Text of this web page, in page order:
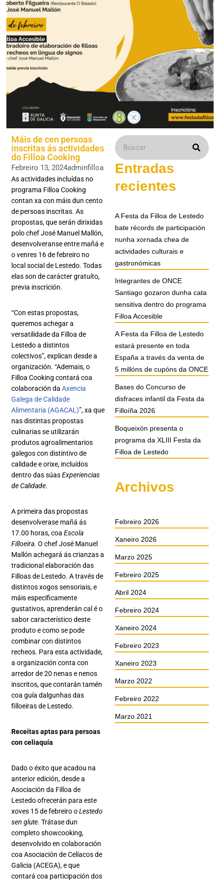
Máis de cen persoas
inscritas ás actividades
do Filloa Cooking
Febreiro 13, 2024adminfilloa
As actividades incluídas no
programa Filloa Cooking
contan xa con máis dun cento
de persoas inscritas. As
propostas, que serán dirixidas
polo chef José Manuel Mallón,
desenvolveranse entre mañá e
o venres 16 de febreiro no
local social de Lestedo. Todas
elas son de carácter gratuíto,
previa inscrición.
“Con estas propostas,
queremos achegar a
versatilidade da Filloa de
Lestedo a distintos
colectivos”, explican desde a
organización. “Ademais, o
Filloa Cooking contará coa
colaboración daAxencia
Galega de Calidade
Alimentaria (AGACAL)”, xa que
nas distintas propostas
culinarias se utilizarán
produtos agroalimentarios
galegos con distintivo de
calidade e orixe, incluídos
dentro das súasExperiencias
de Calidade.
A primeira das propostas
desenvolverase mañá ás
17.00 horas, coaEscola
Filloeira. O chef José Manuel
Mallón achegará ás crianzas a
tradicional elaboración das
Filloas de Lestedo. A través de
distintos xogos sensoriais, e
máis específicamente
gustativos, aprenderán cal é o
sabor característico deste
produto e como se pode
combinar con distintos
recheos. Para esta actividade,
a organización conta con
arredor de 20 nenas e nenos
inscritos, que contarán tamén
coa guía dalgunhas das
filloeiras de Lestedo.
Receitas aptas para persoas
con celiaquía
Dado o éxito que acadou na
anterior edición, desde a
Asociación da Filloa de
Lestedo ofrecerán para este
xoves 15 de febreiro oLestedo
sen glute. Trátase dun
completo showcooking,
desenvolvido en colaboración
coa Asociación de Celíacos de
Galicia (ACEGA), e que
contará coa participación dos
Entradas
recientes
A Festa da Filloa de Lestedo
bate récords de participación
nunha xornada chea de
actividades culturais e
gastronómicas
Integrantes de ONCE
Santiago gozaron dunha cata
sensitiva dentro do programa
Filloa Accesible
A Festa da Filloa de Lestedo
estará presente en toda
España a través da venta de
5 millóns de cupóns da ONCE
Bases do Concurso de
disfraces infantil da Festa da
Filloíña 2026
Boqueixón presenta o
programa da XLIII Festa da
Filloa de Lestedo
Archivos
Febreiro 2026
Xaneiro 2026
Marzo 2025
Febreiro 2025
Abril 2024
Febreiro 2024
Xaneiro 2024
Febreiro 2023
Xaneiro 2023
Marzo 2022
Febreiro 2022
Marzo 2021